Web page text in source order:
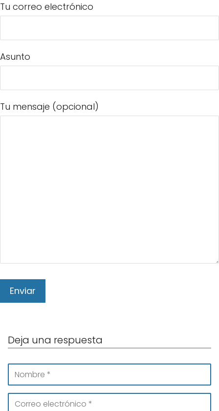
Tu correo electrónico
Asunto
Tu mensaje (opcional)
Deja una respuesta